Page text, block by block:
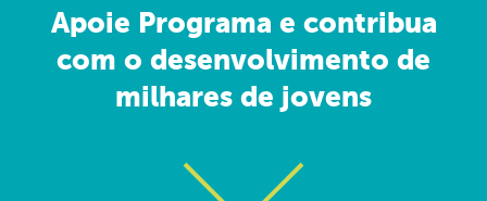
Apoie Programa e contribua
com o desenvolvimento de
milhares de jovens